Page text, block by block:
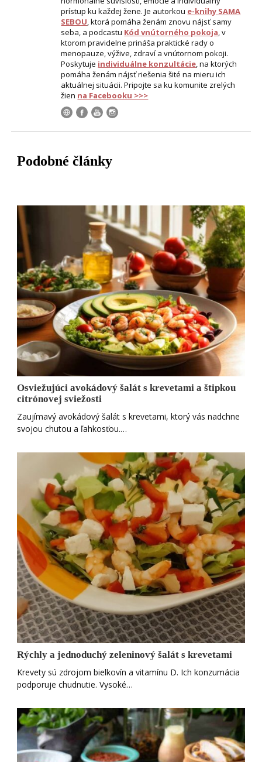
prístup ku každej žene. Je autorkou e-knihy SAMA
SEBOU, ktorá pomáha ženám znovu nájsť samy
seba, a podcastu Kód vnútorného pokoja, v
ktorom pravidelne prináša praktické rady o
menopauze, výžive, zdraví a vnútornom pokoji.
Poskytuje individuálne konzultácie, na ktorých
pomáha ženám nájsť riešenia šité na mieru ich
aktuálnej situácii. Pripojte sa ku komunite zrelých
žien na Facebooku >>>
Podobné články
Osviežujúci avokádový šalát s krevetami a štipkou
citrónovej sviežosti
Zaujímavý avokádový šalát s krevetami, ktorý vás nadchne
svojou chutou a ľahkosťou.…
Rýchly a jednoduchý zeleninový šalát s krevetami
Krevety sú zdrojom bielkovín a vitamínu D. Ich konzumácia
podporuje chudnutie. Vysoké…